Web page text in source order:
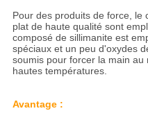
Pour des produits de force, le
plat de haute qualité sont
composé de sillimanite est
spéciaux et un peu d'oxydes
soumis pour forcer la main
hautes températures.
Avantage :